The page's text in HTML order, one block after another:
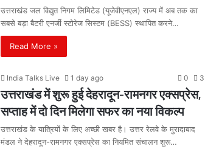
उत्तराखंड जल विद्युत निगम लिमिटेड (यूजेवीएनएल) राज्य में अब तक का
सबसे बड़ा बैटरी एनर्जी स्टोरेज सिस्टम (BESS) स्थापित करने…
Read More »
India Talks Live 1 day ago 0 3
उत्तराखंड में शुरू हुई देहरादून-रामनगर एक्सप्रेस,
सप्ताह में दो दिन मिलेगा सफर का नया विकल्प
उत्तराखंड के यात्रियों के लिए अच्छी खबर है। उत्तर रेलवे के मुरादाबाद
मंडल ने देहरादून-रामनगर एक्सप्रेस का नियमित संचालन शुरू…